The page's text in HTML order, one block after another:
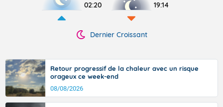
02:20 19:14
Dernier Croissant
Retour progressif de la chaleur avec un risque
orageux ce week-end
08/08/2026